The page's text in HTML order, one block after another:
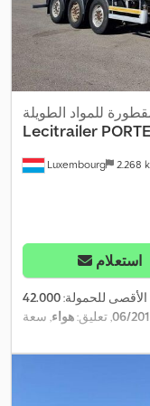
Luxembourg 2.268
للمواد الطويلة
Lecitrailer
استعلام
الأقصى للحمولة:42.000
06/, تعليق:هواء, سعة